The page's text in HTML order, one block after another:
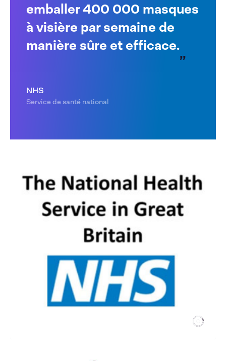
emballer 400 000 masques
à visière par semaine de
manière sûre et efficace.
NHS
Service de santé national